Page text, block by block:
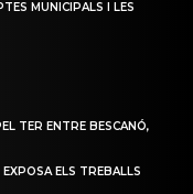
MUNICIPALS I LES
TER ENTRE BESCANÓ,
ELS TREBALLS